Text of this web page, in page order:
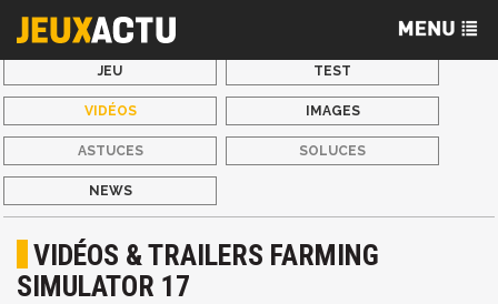
JEU TEST
VIDÉOS IMAGES
ASTUCES SOLUCES
NEWS
VIDÉOS & TRAILERS FARMING
SIMULATOR 17